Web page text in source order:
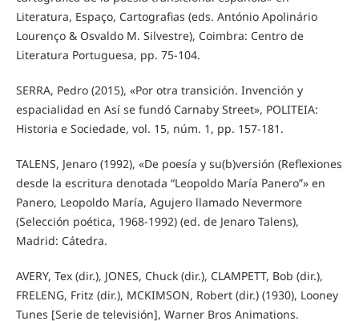
Literatura, Espaço, Cartografias (eds. António Apolinário
Lourenço & Osvaldo M. Silvestre), Coimbra: Centro de
Literatura Portuguesa, pp. 75-104.
SERRA, Pedro (2015), «Por otra transición. Invención y
espacialidad en Así se fundó Carnaby Street», POLITEIA:
Historia e Sociedade, vol. 15, núm. 1, pp. 157-181.
TALENS, Jenaro (1992), «De poesía y su(b)versión (Reflexiones
desde la escritura denotada “Leopoldo María Panero”» en
Panero, Leopoldo María, Agujero llamado Nevermore
(Selección poética, 1968-1992) (ed. de Jenaro Talens),
Madrid: Cátedra.
AVERY, Tex (dir.), JONES, Chuck (dir.), CLAMPETT, Bob (dir.),
FRELENG, Fritz (dir.), MCKIMSON, Robert (dir.) (1930), Looney
Tunes [Serie de televisión], Warner Bros Animations.